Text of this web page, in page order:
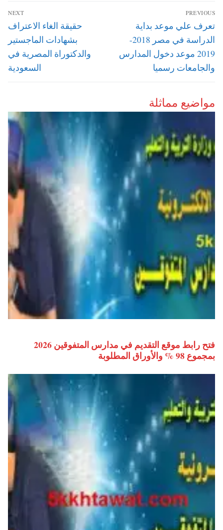
تصفّح
المقالات
PREVIOUS
Previous
post:
تعرف علي موعد بداية
الدراسة في مصر 2018-
2019 موعد دخول المدارس
والجامعات رسميا
NEXT
Next
post:
حقيقة الغاء الاعتراف
بشهادات الماجستير
والدكتوراة المصرية في
السعودية
مواضيع مماثلة
فتح رابط موقع التقديم في مدارس المتفوقين 2026
بمجموع 98 % والأوراق المطلوبة